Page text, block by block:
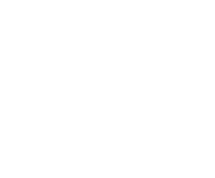
LEGO® Technic elementen –
beweging en extra realisme
4 personages – inclusief